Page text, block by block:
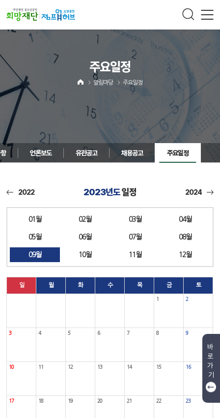
주요일정
알림마당 주요일정
언론보도 유관공고 채용공고 주요일정
2022 2023년도일정 2024
01월 02월 03월 04월
05월 06월 07월 08월
09월 10월 11월 12월
일 월 화 수 목 금 토
1 2
3 4 5 6 7 8 9
10 11 12 13 14 15 16
17 18 19 20 21 22 23
바
로
가
기